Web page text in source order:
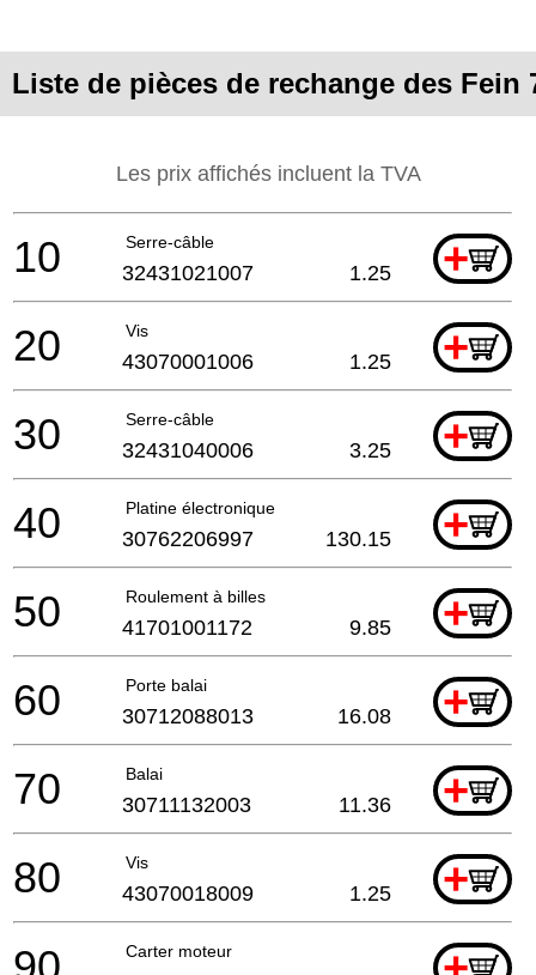
Liste de pièces de rechange des Fein
Les prix affichés incluent la TVA
Serre-câble +
10 32431021007 1.25
Vis +
20 43070001006 1.25
Serre-câble +
30 32431040006 3.25
Platine électronique +
40 30762206997 130.15
Roulement à billes +
50 41701001172 9.85
Porte balai +
60 30712088013 16.08
Balai +
70 30711132003 11.36
Vis +
80 43070018009 1.25
Carter moteur